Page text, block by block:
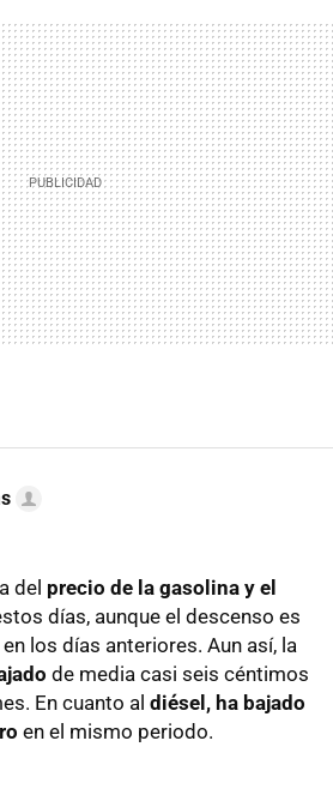
MAIL
del precio de la gasolina y el
días, aunque el descenso es
los días anteriores. Aun así, la
de media casi seis céntimos
En cuanto al diésel, ha bajado
en el mismo periodo.